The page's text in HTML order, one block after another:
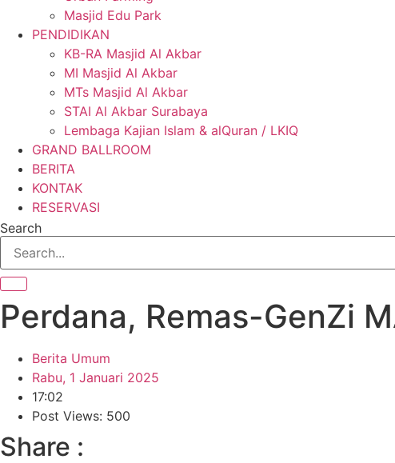
Masjid Edu Park
PENDIDIKAN
KB-RA Masjid Al Akbar
MI Masjid Al Akbar
MTs Masjid Al Akbar
STAI Al Akbar Surabaya
Lembaga Kajian Islam & alQuran / LKIQ
GRAND BALLROOM
BERITA
KONTAK
RESERVASI
Search
Perdana, Remas-GenZi
Berita Umum
Rabu, 1 Januari 2025
17:02
Post Views: 500
Share :